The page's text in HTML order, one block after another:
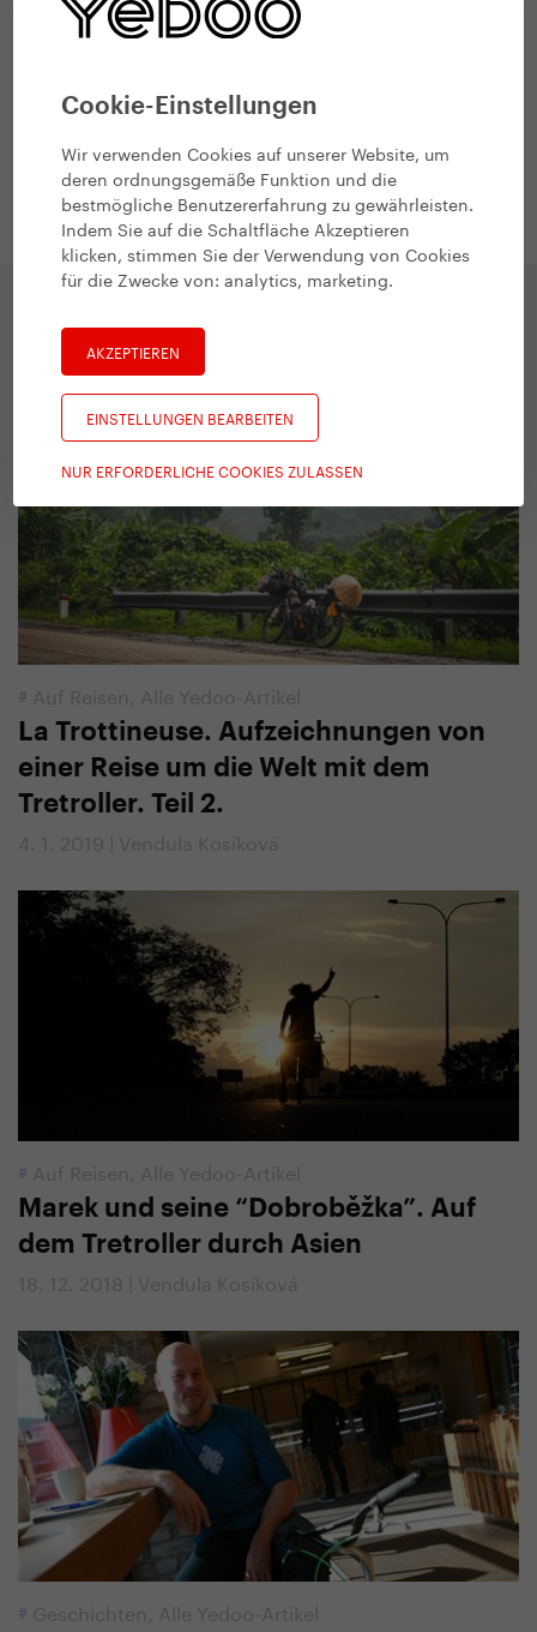
Cookie-Einstellungen
Wir verwenden Cookies auf unserer Website, um
deren ordnungsgemäße Funktion und die
bestmögliche Benutzererfahrung zu gewährleisten.
Indem Sie auf die Schaltfläche Akzeptieren
klicken, stimmen Sie der Verwendung von Cookies
für die Zwecke von:analytics, marketing.
AKZEPTIEREN
EINSTELLUNGEN BEARBEITEN
NUR ERFORDERLICHE COOKIES ZULASSEN
Vorherige Veranstaltung
Zurück zur Veranstaltungsübersicht
# Auf Reisen Alle Yedoo-Artikel
La Trottineuse. Aufzeichnungen von
einer Reise um die Welt mit dem
Tretroller. Teil 2.
4. 1. 2019 | Vendula Kosíková
# Auf Reisen Alle Yedoo-Artikel
Marek und seine “Dobroběžka”. Auf
dem Tretroller durch Asien
18. 12. 2018 | Vendula Kosíková
# Geschichten Alle Yedoo-Artikel